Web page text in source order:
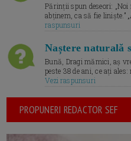
Părinții spun deseori:
abținem, ca să fie liniște.”
raspunsuri
Naștere naturală
Bună, Dragi mămici, aș
peste 38 de ani, ce ați
Vezi raspunsuri
PROPUNERI REDACTOR SEF